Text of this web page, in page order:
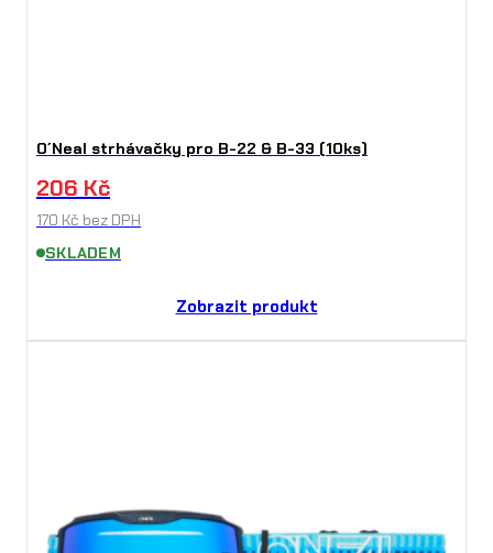
O´Neal strhávačky pro B-22 & B-33 (10ks)
206 Kč
170 Kč bez DPH
SKLADEM
Zobrazit produkt